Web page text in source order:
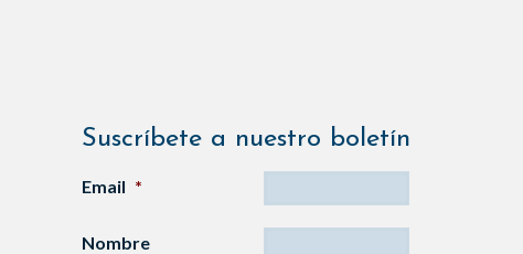
Suscríbete a nuestro boletín
Email *
Nombre